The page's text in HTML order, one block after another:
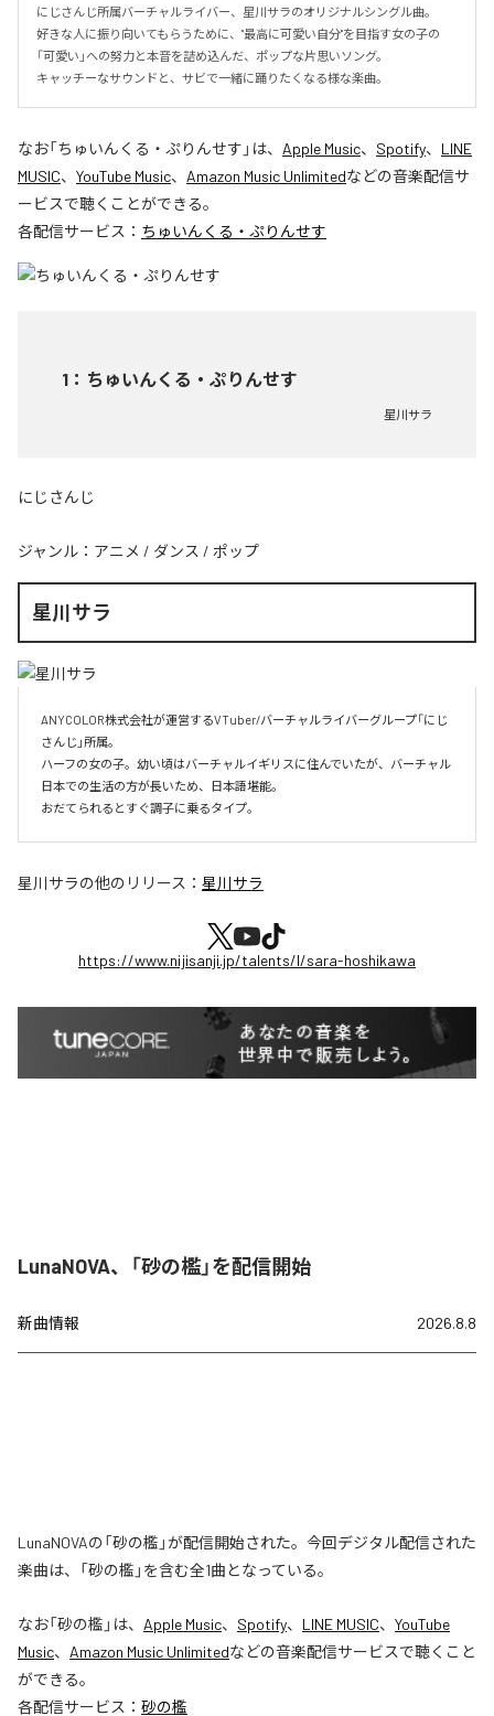
にじさんじ所属バーチャルライバー、星川サラのオリジナルシングル曲。
好きな人に振り向いてもらうために、"最高に可愛い自分"を目指す女の子の
「可愛い」への努力と本音を詰め込んだ、ポップな片思いソング。
キャッチーなサウンドと、サビで一緒に踊りたくなる様な楽曲。
なお「ちゅいんくる・ぷりんせす 」は、 Apple Music、 Spotify、 LINE
MUSIC、 YouTube Music、 Amazon Music Unlimitedなどの音楽配信サ
ービスで聴くことができる。
各配信サービス： ちゅいんくる・ぷりんせす
1 ： ちゅいんくる・ぷりんせす
星川サラ
にじさんじ
ジャンル： アニメ / ダンス / ポップ
星川サラ
ANYCOLOR株式会社が運営するVTuber/バーチャルライバーグループ「にじ
さんじ」所属。
ハーフの女の子。幼い頃はバーチャルイギリスに住んでいたが、バーチャル
日本での生活の方が長いため、日本語堪能。
おだてられるとすぐ調子に乗るタイプ。
星川サラの他のリリース： 星川サラ
https://www.nijisanji.jp/talents/l/sara-hoshikawa
LunaNOVA、「砂の檻」を配信開始
新曲情報 2026.8.8
LunaNOVAの「砂の檻」が配信開始された。今回デジタル配信された
楽曲は、「砂の檻」を含む全1曲となっている。
なお「砂の檻 」は、 Apple Music、 Spotify、 LINE MUSIC、 YouTube
Music、 Amazon Music Unlimitedなどの音楽配信サービスで聴くこと
ができる。
各配信サービス： 砂の檻